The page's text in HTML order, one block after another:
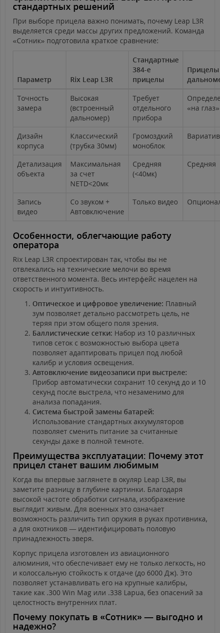
стандартных решений
При выборе прицела важно понимать, почему Leap L3R
выделяется среди массы других предложений. Команда
«Сотник» подготовила краткое сравнение:
Параметр Rix Leap L3R
Стандартные
384-е
прицелы
Прицелы
Точность
замера
Высокая
(встроенный
дальномер)
Требует
отдельного
прибора
«на глаз»
Дизайн
корпуса
Классический
(трубка 30мм)
Громоздкий
моноблок
Детализация
объекта
Максимальная
за счет
NETD<20мк
Средняя
(<40мк)
Средняя
Запись
видео
Со звуком +
Автовключение
Только видео
Особенности, облегчающие работу
оператора
Rix Leap L3R спроектирован так, чтобы вы не
отвлекались на технические мелочи во время
ответственного момента. Весь интерфейс нацелен на
скорость и интуитивность.
Оптическое и цифровое увеличение: Плавный
зум позволяет детально рассмотреть цель, не
теряя при этом общего поля зрения.
Баллистические сетки: Набор из 10 различных
типов сеток с возможностью выбора цвета
позволяет адаптировать прицел под любой
калибр и условия освещения.
Автовключение видеозаписи при выстреле:
Прибор автоматически сохранит 10 секунд до и 10
секунд после выстрела, что незаменимо для
анализа попадания.
Система быстрой замены батарей:
Использование стандартных аккумуляторов
позволяет сменить питание за считанные
секунды даже в полной темноте.
Преимущества эксплуатации: Почему этот
прицел станет вашим любимым
Когда вы впервые заглянете в окуляр Leap L3R, вы
заметите разницу в глубине картинки. Благодаря
высокой частоте обработки сигнала, изображение
выглядит живым. Для военных это означает
возможность различить тип оружия в руках противника,
а для охотников — идентифицировать половую
принадлежность зверя.
Корпус прицела изготовлен из авиационного
алюминия, что обеспечивает ему не только легкость, но
и колоссальную стойкость к отдаче (до 6000 Дж). Это
позволяет устанавливать его на крупные калибры,
такие как .300 Win Mag или .338 Lapua, без опасений за
целостность внутренних плат.
Почему покупать в «Сотник» — выгодно и
надежно?